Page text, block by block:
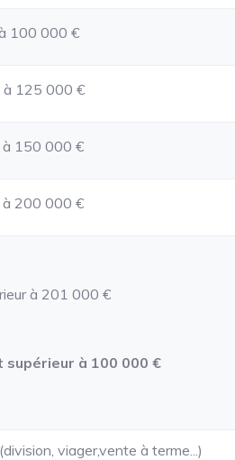
100 000 €
125 000 €
150 000 €
200 000 €
201 000 €
supérieur à 100 000 €
viager,vente à terme...)